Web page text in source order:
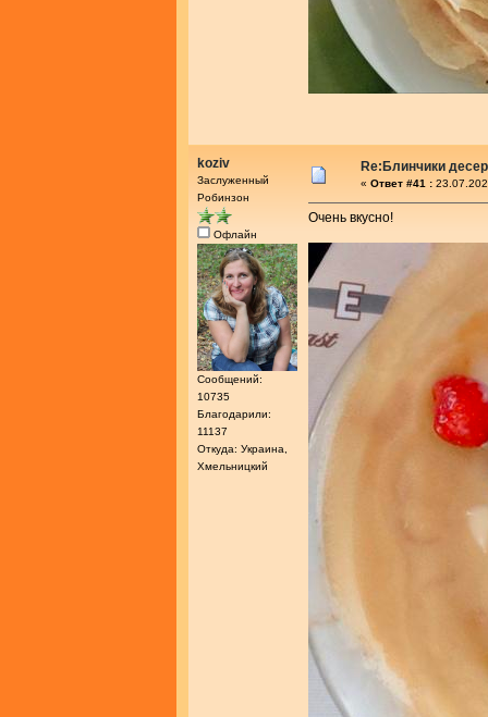
koziv
Заслуженный
Робинзон
Офлайн
Сообщений:
10735
Благодарили:
11137
Откуда: Украина,
Хмельницкий
Re:Блинчики
« Ответ #41 :
Очень вкусно!